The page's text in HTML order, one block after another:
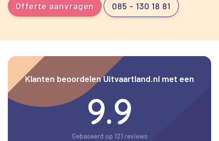
Offerte aanvragen
085 - 130 18 81
Klanten beoordelen Uitvaartland.nl met een
9.9
Gebaseerd op 121 reviews